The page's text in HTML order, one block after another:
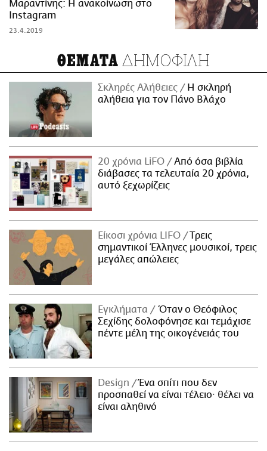
Μαραντίνης: Η ανακοίνωση στο
Instagram
23.4.2019
ΘΕΜΑΤΑ ΔΗΜΟΦΙΛΗ
Σκληρές Αλήθειες
H σκληρή
αλήθεια για τον Πάνο Βλάχο
20 χρόνια LiFO
Από όσα βιβλία
διάβασες τα τελευταία 20 χρόνια,
αυτό ξεχωρίζεις
Είκοσι χρόνια LIFO
Tρεις
σημαντικοί Έλληνες μουσικοί, τρεις
μεγάλες απώλειες
Εγκλήματα
Όταν ο Θεόφιλος
Σεχίδης δολοφόνησε και τεμάχισε
πέντε μέλη της οικογένειάς του
Design
Ένα σπίτι που δεν
προσπαθεί να είναι τέλειο· θέλει να
είναι αληθινό